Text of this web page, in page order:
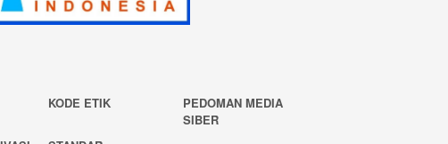
KODE ETIK
PEDOMAN MEDIA
SIBER